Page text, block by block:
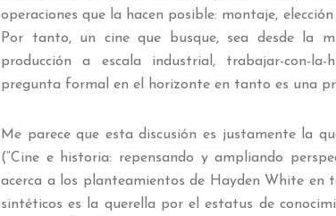
operaciones que la hacen posible: montaje,
Por tanto, un cine que busque, sea desde la
producción a escala industrial, trabajar-con-
pregunta formal en el horizonte en tanto es una
Me parece que esta discusión es justamente la
(“Cine e historia: repensando y ampliando
acerca a los planteamientos de Hayden White en
sintéticos es la querella por el estatus de